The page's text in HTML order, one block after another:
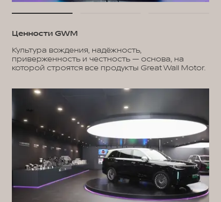
Ценности GWM
Культура вождения, надёжность,
приверженность и честность — основа, на
которой строятся все продукты Great Wall Motor.